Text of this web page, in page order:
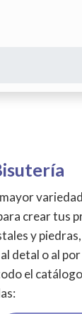
crear tus
y
detal o al
el